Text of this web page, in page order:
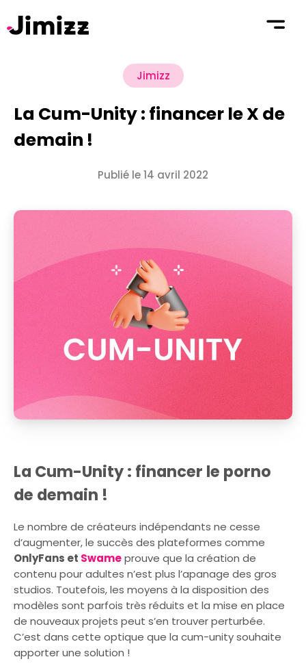
Jimizz
La Cum-Unity : financer le X de
demain !
Publié le 14 avril 2022
La Cum-Unity : financer le porno
de demain !
Le nombre de créateurs indépendants ne cesse
d’augmenter, le succès des plateformes comme
OnlyFans et Swameprouve que la création de
contenu pour adultes n’est plus l’apanage des gros
studios. Toutefois, les moyens à la disposition des
modèles sont parfois très réduits et la mise en place
de nouveaux projets peut s’en trouver perturbée.
C’est dans cette optique que la cum-unity souhaite
apporter une solution !